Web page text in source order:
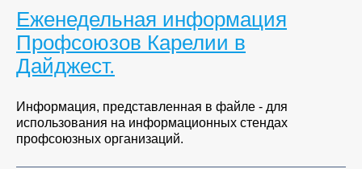
Еженедельная информация
Профсоюзов Карелии в
Дайджест.
Информация, представленная в файле - для
использования на информационных стендах
профсоюзных организаций.